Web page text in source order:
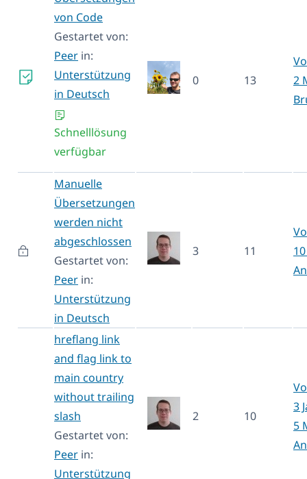
von Code
Gestartet von:
Peer in:
Unterstützung
in Deutsch
Schnelllösung
verfügbar
0 13
2
Manuelle
Übersetzungen
werden nicht
abgeschlossen
Gestartet von:
Peer in:
Unterstützung
in Deutsch
3 11
hreflang link
and flag link to
main country
without trailing
slash
Gestartet von:
Peer in:
Unterstützung
2 10
3
5